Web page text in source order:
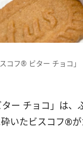
スコフ®︎ ビター チョコ
ター チョコ」は、
いたビスコフ®︎が